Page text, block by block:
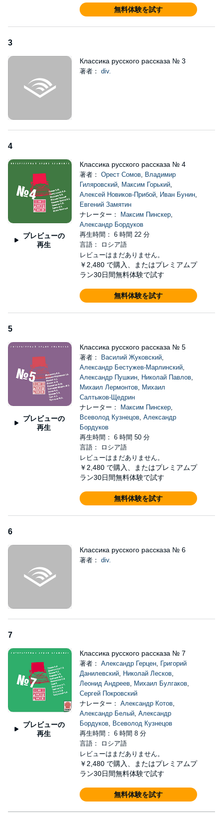
無料体験を試す
3
Классика русского рассказа № 3
著者： div.
4
プレビューの
再生
Классика русского рассказа № 4
著者： Орест Сомов, Владимир
Гиляровский, Максим Горький,
Алексей Новиков-Прибой, Иван Бунин,
Евгений Замятин
ナレーター：
Максим Пинскер,
Александр Бордуков
再生時間： 6 時間 22 分
言語： ロシア語
レビューはまだありません。
￥2,480 で購入、またはプレミアムプ
ラン30日間無料体験で試す
無料体験を試す
5
プレビューの
再生
Классика русского рассказа № 5
著者： Василий Жуковский,
Александр Бестужев-Марлинский,
Александр Пушкин, Николай Павлов,
Михаил Лермонтов, Михаил
Салтыков-Щедрин
ナレーター：
Максим Пинскер,
Всеволод Кузнецов, Александр
Бордуков
再生時間： 6 時間 50 分
言語： ロシア語
レビューはまだありません。
￥2,480 で購入、またはプレミアムプ
ラン30日間無料体験で試す
無料体験を試す
6
Классика русского рассказа № 6
著者： div.
7
プレビューの
再生
Классика русского рассказа № 7
著者： Александр Герцен, Григорий
Данилевский, Николай Лесков,
Леонид Андреев, Михаил Булгаков,
Сергей Покровский
ナレーター： Александр Котов,
Александр Белый, Александр
Бордуков, Всеволод Кузнецов
再生時間： 6 時間 8 分
言語： ロシア語
レビューはまだありません。
￥2,480 で購入、またはプレミアムプ
ラン30日間無料体験で試す
無料体験を試す